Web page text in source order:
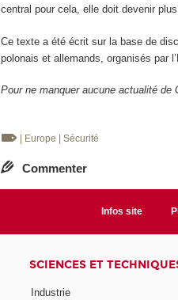
central pour cela, elle doit devenir
Ce texte a été écrit sur la base de
polonais et allemands, organisés par
Pour ne manquer aucune actualité
| Europe | Sécurité
Commenter
Infos site
SCIENCES ET
Industrie